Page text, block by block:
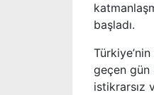
başladı.
geçen gün
istikrarsız